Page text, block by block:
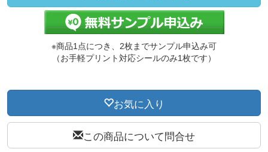
※商品1点につき、2枚までサンプル申込み可
（お手軽プリント対応シールのみ1枚です）
お気に入り
この商品について問合せ